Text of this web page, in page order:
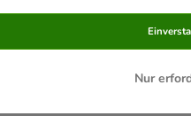
been changed
Nur